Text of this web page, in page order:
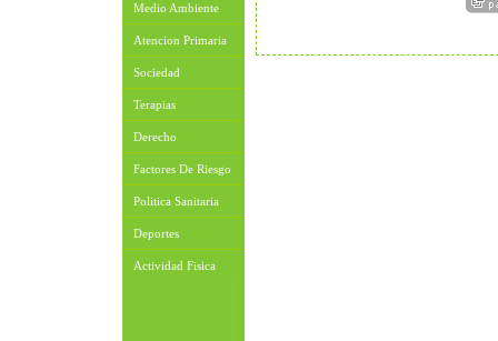
Medio Ambiente
Atencion Primaria
Sociedad
Terapias
Derecho
Factores De Riesgo
Politica Sanitaria
Deportes
Actividad Fisica